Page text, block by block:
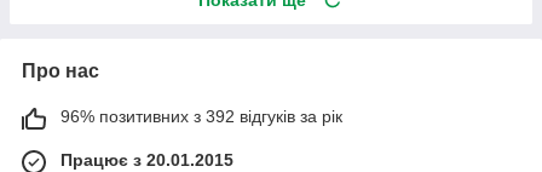
Про нас
96% позитивних з 392 відгуків за рік
Працює з 20.01.2015